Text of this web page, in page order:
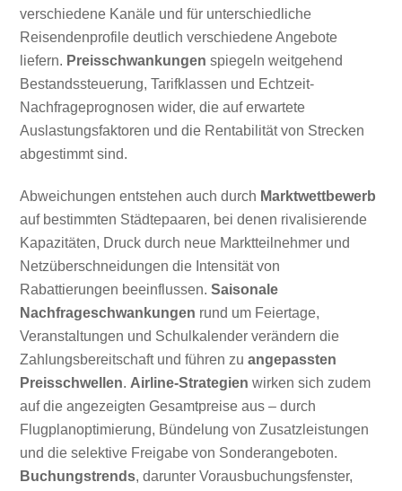
verschiedene Kanäle und für unterschiedliche
Reisendenprofile deutlich verschiedene Angebote
liefern. Preisschwankungen spiegeln weitgehend
Bestandssteuerung, Tarifklassen und Echtzeit-
Nachfrageprognosen wider, die auf erwartete
Auslastungsfaktoren und die Rentabilität von Strecken
abgestimmt sind.
Abweichungen entstehen auch durch Marktwettbewerb
auf bestimmten Städtepaaren, bei denen rivalisierende
Kapazitäten, Druck durch neue Marktteilnehmer und
Netzüberschneidungen die Intensität von
Rabattierungen beeinflussen.Saisonale
Nachfrageschwankungen rund um Feiertage,
Veranstaltungen und Schulkalender verändern die
Zahlungsbereitschaft und führen zuangepassten
Preisschwellen. Airline-Strategien wirken sich zudem
auf die angezeigten Gesamtpreise aus – durch
Flugplanoptimierung, Bündelung von Zusatzleistungen
und die selektive Freigabe von Sonderangeboten.
Buchungstrends, darunter Vorausbuchungsfenster,